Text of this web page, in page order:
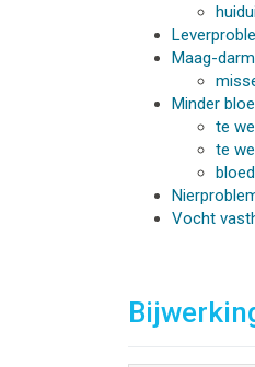
Maag-
Minder
te
te
Vocht